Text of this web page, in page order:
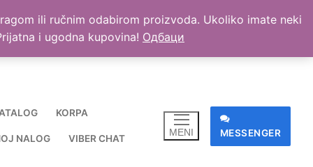
ili ručnim odabirom proizvoda. Ukoliko imate neki
i ugodna kupovina! Одбаци
KORPA
NALOG VIBER CHAT
MENI MESSENGER